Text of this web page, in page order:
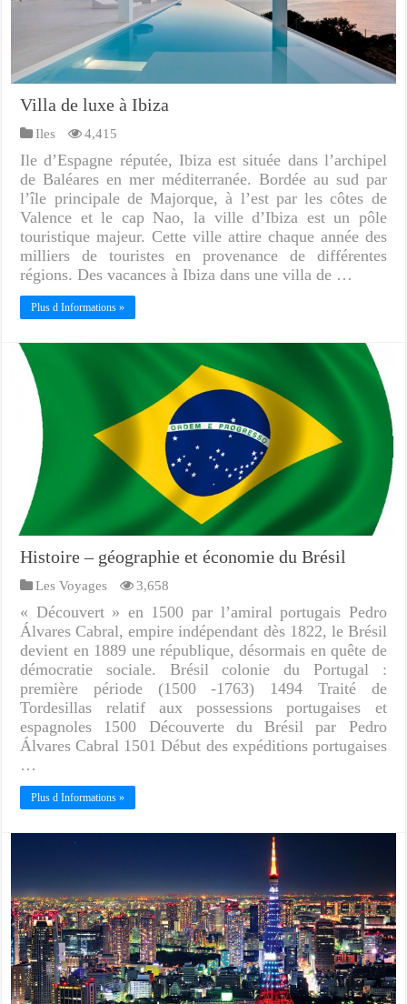
Villa de luxe à Ibiza
Iles 4,415
Ile d’Espagne réputée, Ibiza est située dans l’archipel
de Baléares en mer méditerranée. Bordée au sud par
l’île principale de Majorque, à l’est par les côtes de
Valence et le cap Nao, la ville d’Ibiza est un pôle
touristique majeur. Cette ville attire chaque année des
milliers de touristes en provenance de différentes
régions. Des vacances à Ibiza dans une villa de …
Plus d Informations »
Histoire – géographie et économie du Brésil
Les Voyages 3,658
« Découvert » en 1500 par l’amiral portugais Pedro
Álvares Cabral, empire indépendant dès 1822, le Brésil
devient en 1889 une république, désormais en quête de
démocratie sociale. Brésil colonie du Portugal :
première période (1500 -1763) 1494 Traité de
Tordesillas relatif aux possessions portugaises et
espagnoles 1500 Découverte du Brésil par Pedro
Álvares Cabral 1501 Début des expéditions portugaises
…
Plus d Informations »